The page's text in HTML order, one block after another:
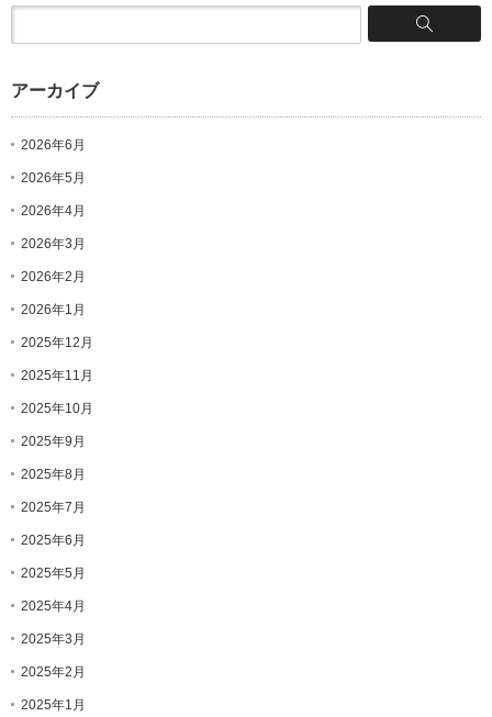
アーカイブ
2026年6月
2026年5月
2026年4月
2026年3月
2026年2月
2026年1月
2025年12月
2025年11月
2025年10月
2025年9月
2025年8月
2025年7月
2025年6月
2025年5月
2025年4月
2025年3月
2025年2月
2025年1月